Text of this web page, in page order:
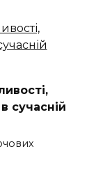
сучасній